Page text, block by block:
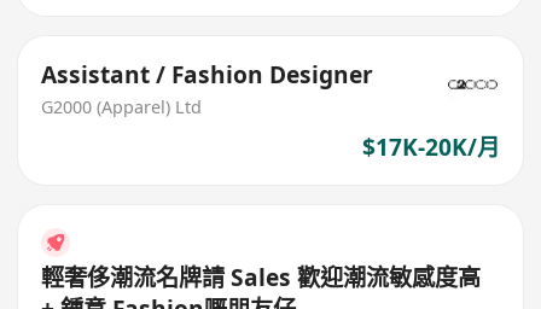
Assistant / Fashion Designer
G2000 (Apparel) Ltd
$17K-20K/月
輕奢侈潮流名牌請 Sales 歡迎潮流敏感度高